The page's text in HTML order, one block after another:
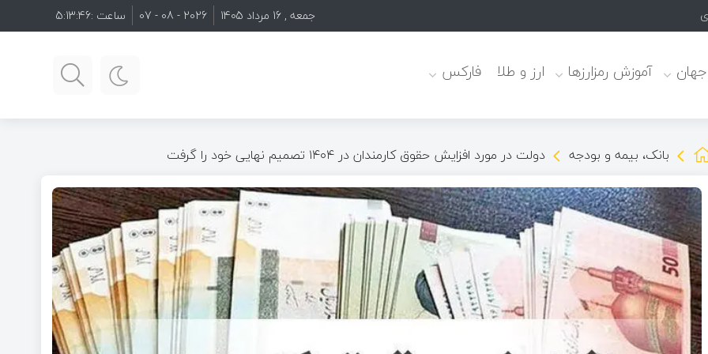
موثرند جمعه , 16 مرداد 1405 2026 - 08 - 07 ساعت :5:13:47
جهان آموزش رمزارزها ارز و طلا فارکس
بانک، بیمه و بودجه دولت در مورد افزایش حقوق کارمندان در ۱۴۰۴ تصمیم نهایی خود را گرفت